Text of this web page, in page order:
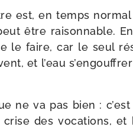
est, en temps
être rai­son­nable.
le faire, car le seul
et l’eau
ne va pas bien :
des voca­tions,